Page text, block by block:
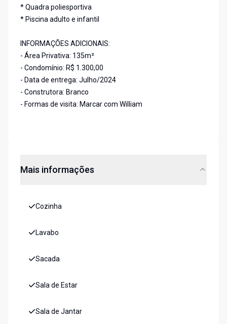
* Quadra poliesportiva
* Piscina adulto e infantil
INFORMAÇÕES ADICIONAIS:
- Área Privativa: 135m²
- Condomínio: R$ 1.300,00
- Data de entrega: Julho/2024
- Construtora: Branco
- Formas de visita: Marcar com William
Mais informações
Cozinha
Lavabo
Sacada
Sala de Estar
Sala de Jantar